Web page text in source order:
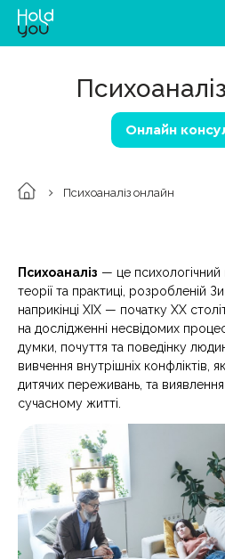
Онлайн
Психоаналіз онлайн
Психоаналіз — це психологічний
теорії та практиці, розробленій
наприкінці XIX — початку XX
на дослідженні несвідомих
думки, почуття та поведінку
вивчення внутрішніх конфліктів,
дитячих переживань, та виявлення
сучасному житті.